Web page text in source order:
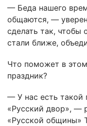
— Беда нашего
общаются, —
сделать так, чтобы
стали ближе,
Что поможет в
праздник?
— У нас есть такой
«Русский двор», —
«Русской общины»